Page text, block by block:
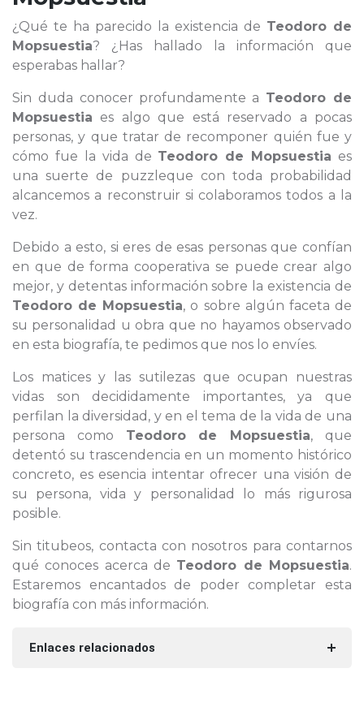
¿Qué te ha parecido la existencia de Teodoro de
Mopsuestia? ¿Has hallado la información que
esperabas hallar?
Sin duda conocer profundamente a Teodoro de
Mopsuestia es algo que está reservado a pocas
personas, y que tratar de recomponer quién fue y
cómo fue la vida de Teodoro de Mopsuestia es
una suerte de puzzleque con toda probabilidad
alcancemos a reconstruir si colaboramos todos a la
vez.
Debido a esto, si eres de esas personas que confían
en que de forma cooperativa se puede crear algo
mejor, y detentas información sobre la existencia de
Teodoro de Mopsuestia, o sobre algún faceta de
su personalidad u obra que no hayamos observado
en esta biografía, te pedimos que nos lo envíes.
Los matices y las sutilezas que ocupan nuestras
vidas son decididamente importantes, ya que
perfilan la diversidad, y en el tema de la vida de una
persona como Teodoro de Mopsuestia, que
detentó su trascendencia en un momento histórico
concreto, es esencia intentar ofrecer una visión de
su persona, vida y personalidad lo más rigurosa
posible.
Sin titubeos, contacta con nosotros para contarnos
qué conoces acerca de Teodoro de Mopsuestia.
Estaremos encantados de poder completar esta
biografía con más información.
Enlaces relacionados